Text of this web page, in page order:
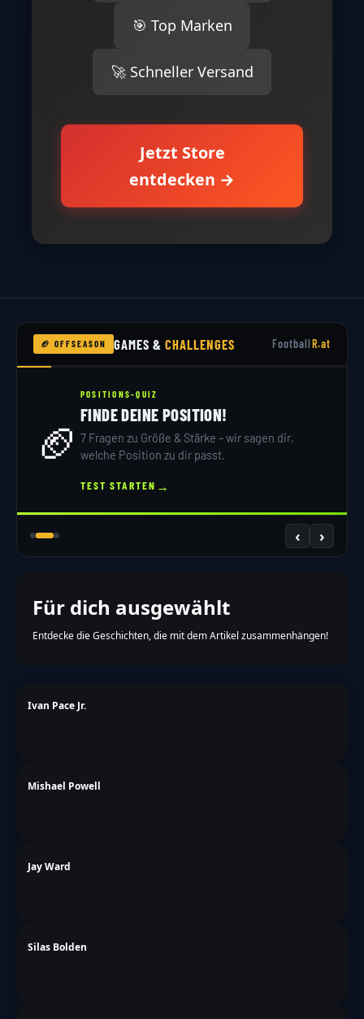
🎯 Top Marken
🚀 Schneller Versand
Jetzt Store
entdecken →
🏈 OFFSEASON GAMES &CHALLENGES FootballR.at
🏈
POSITIONS-QUIZ
FINDE DEINE POSITION!
7 Fragen zu Größe & Stärke – wir sagen dir,
welche Position zu dir passt.
TEST STARTEN →
‹ ›
Für dich ausgewählt
Entdecke die Geschichten, die mit dem Artikel zusammenhängen!
Ivan Pace Jr.
Mishael Powell
Jay Ward
Silas Bolden